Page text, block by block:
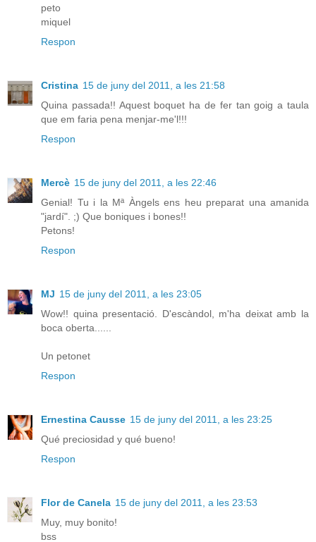
peto
miquel
Respon
Cristina 15 de juny del 2011, a les 21:58
Quina passada!! Aquest boquet ha de fer tan goig a taula
que em faria pena menjar-me'l!!!
Respon
Mercè 15 de juny del 2011, a les 22:46
Genial! Tu i la Mª Àngels ens heu preparat una amanida
"jardí". ;) Que boniques i bones!!
Petons!
Respon
MJ 15 de juny del 2011, a les 23:05
Wow!! quina presentació. D'escàndol, m'ha deixat amb la
boca oberta......
Un petonet
Respon
Ernestina Causse 15 de juny del 2011, a les 23:25
Qué preciosidad y qué bueno!
Respon
Flor de Canela 15 de juny del 2011, a les 23:53
Muy, muy bonito!
bss